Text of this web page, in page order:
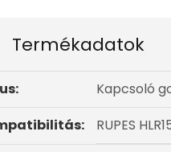
Termékadatok
Kapcsoló
RUPES